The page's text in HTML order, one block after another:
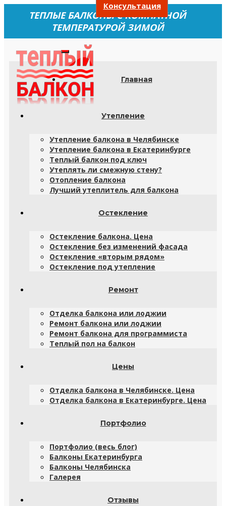
ТЕПЛЫЕ БАЛКОНЫ С КОМНАТНОЙ
ТЕМПЕРАТУРОЙ ЗИМОЙ
Главная
Утепление
Утепление балкона в Челябинске
Утепление балкона в Екатеринбурге
Теплый балкон под ключ
Утеплять ли смежную стену?
Отопление балкона
Лучший утеплитель для балкона
Остекление
Остекление балкона. Цена
Остекление без изменений фасада
Остекление «вторым рядом»
Остекление под утепление
Ремонт
Отделка балкона или лоджии
Ремонт балкона или лоджии
Ремонт балкона для программиста
Теплый пол на балкон
Цены
Отделка балкона в Челябинске. Цена
Отделка балкона в Екатеринбурге. Цена
Портфолио
Портфолио (весь блог)
Балконы Екатеринбурга
Балконы Челябинска
Галерея
Отзывы
Консультация